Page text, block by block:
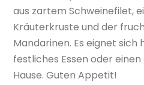
aus zartem Schweinefilet,
Kräuterkruste und der
Mandarinen. Es eignet
festliches Essen oder
Hause. Guten Appetit!